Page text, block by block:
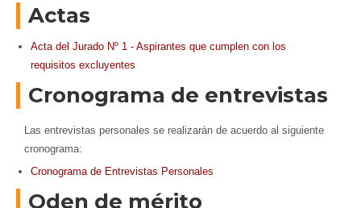
Actas
Acta del Jurado Nº 1 - Aspirantes que cumplen con los
requisitos excluyentes
Cronograma de entrevistas
Las entrevistas personales se realizarán de acuerdo al siguiente
cronograma:
Cronograma de Entrevistas Personales
Oden de mérito